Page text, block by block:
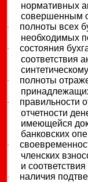
нормативных
совершенным
·
полноты всех
необходимых
·
состояния
соответствия
·
полноты
·
правильности
отчетности
имеющейся
банковских
·
членских
и
·
наличия